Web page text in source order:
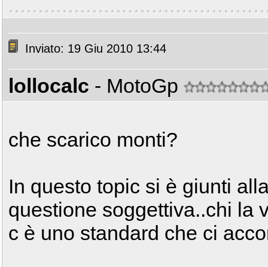
Inviato: 19 Giu 2010 13:44
lollocalc - MotoGp
che scarico monti?
In questo topic si è giunti
questione soggettiva..chi la
c è uno standard che ci